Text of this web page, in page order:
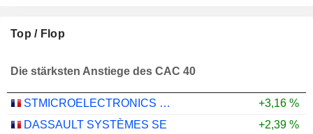
Top / Flop
Die stärksten Anstiege des CAC 40
STMICROELECTRONICS N.V.
+3,16 %
DASSAULT SYSTÈMES SE
+2,39 %